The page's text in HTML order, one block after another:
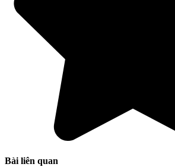
Bài liên quan